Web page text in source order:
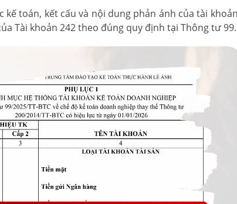
kế toán, kết cấu và nội dung phản ánh của tài
Tài khoản 242 theo đúng quy định tại Thông tư 99.